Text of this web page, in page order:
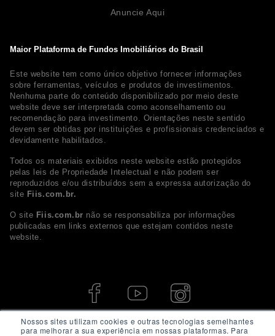
Nossos sites utilizam cookies e outras tecnologias semelhantes
para melhorar a sua experiência em nossas plataformas. Para
Maior Plataforma de Fundos Imobiliários do Brasil
Este website tem como único objetivo fornecer informações
sobre ferramentas, veículos e produtos de investimentos.
Nenhuma parte do conteúdo disponibilizado por meio deste
website deve ser interpretada como aconselhamento ou
recomendação para investimento. Orientações neste sentido
devem ser obtidas por instituições e profissionais credenciados e
devidamente habilitados.
Todos os materiais exibidos neste website estão protegidos
pelas leis de Propriedade Intelectual e não podem ser
reproduzidos e/ou distribuídos sem a expressa autorização do
site Fiis.com.br.
O site Fiis.com.br não se responsabiliza por informações
publicadas em links externos que estejam contidos neste
website.
Anuncie Aqui